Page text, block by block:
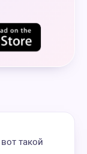
такой